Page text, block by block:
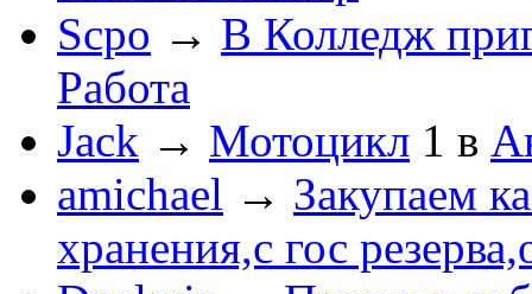
Scpo → В Колледж
Работа
Jack → Мотоцикл 1 в
amichael → Закупаем
хранения,с гос